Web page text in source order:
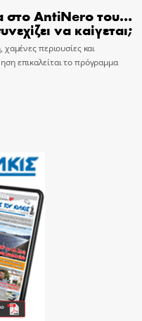
στο AntiNero του…
να καίγεται;
περιουσίες και
επικαλείται το πρόγραμμα